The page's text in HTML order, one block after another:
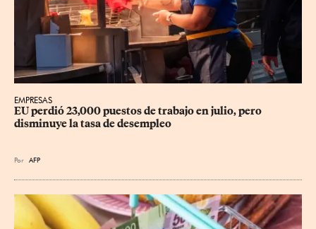
EMPRESAS
EU perdió 23,000 puestos de trabajo en julio, pero
disminuye la tasa de desempleo
Por AFP